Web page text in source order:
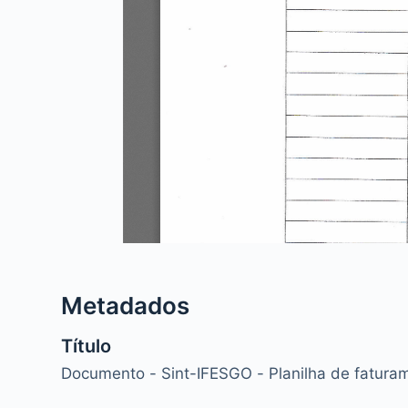
Metadados
Título
Documento - Sint-IFESGO - Planilha de